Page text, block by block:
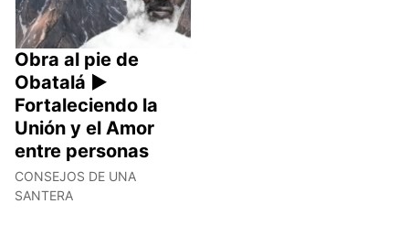
Obra al pie de
Obatalá ►
Fortaleciendo la
Unión y el Amor
entre personas
CONSEJOS DE UNA
SANTERA